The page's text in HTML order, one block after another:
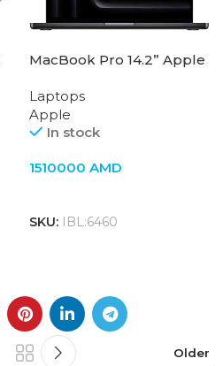
MacBook Pro 14.2” Apple
18GB, 1TB, Space Black
Laptops
Apple
In stock
1510000 AMD
SKU: IBL:6460
Older